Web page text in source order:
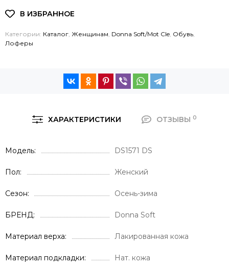
Категории: Каталог, Женщинам, Donna Soft/Mot Cle, Обувь,
Лоферы
ХАРАКТЕРИСТИКИ ОТЗЫВЫ 0
Модель DS1571 DS
Пол Женский
Сезон Осень-зима
БРЕНД Donna Soft
Материал верха Лакированная кожа
Материал подкладки Нат. кожа